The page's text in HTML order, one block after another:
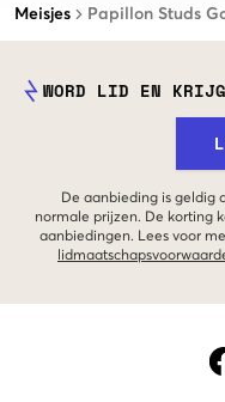
Meisjes Papillon Studs
WORD LID EN
De aanbieding is geldig
normale prijzen. De korting
aanbiedingen. Lees voor